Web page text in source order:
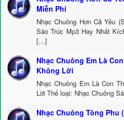
Miễn Phí
Nhạc Chuông Hơn Cả Yêu
Sáo Trúc Mp3 Hay Nhất
[…]
Nhạc Chuông Em Là
Không Lời
Nhạc Chuông Em Là Con
Lời Thể loại: Nhạc Chuông
Nhạc Chuông Tòng Phu